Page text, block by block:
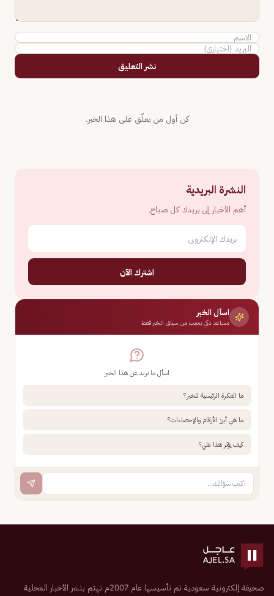
نشر التعليق
كن أول من يعلّق على هذا الخبر.
النشرة البريدية
أهم الأخبار إلى بريدك كل صباح.
اشترك الآن
اسأل الخبر
مساعد ذكي يجيب من سياق الخبر فقط
اسأل ما تريد عن هذا الخبر
ما الفكرة الرئيسية للخبر؟
ما هي أبرز الأرقام والإحصاءات؟
كيف يؤثر هذا علي؟
صحيفة إلكترونية سعودية تم تأسيسها عام 2007م تهتم بنشر الأخبار المحلية